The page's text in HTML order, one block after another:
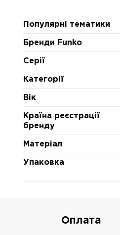
Популярні тематики
Бренди Funko
Серії
Категорії
Вік
Країна реєстрації
бренду
Матеріал
Упаковка
Оплата